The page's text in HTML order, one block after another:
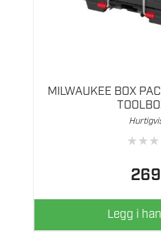
MILWAUKEE BOX
★★★
Legg i